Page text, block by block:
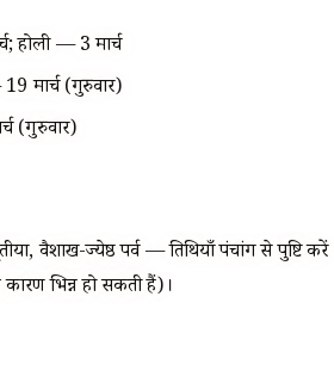
होली — 3 मार्च
मार्च (गुरुवार)
(गुरुवार)
वैशाख-ज्येष्ठ पर्व — तिथियाँ पंचांग से पुष्टि करें
भिन्न हो सकती हैं)।